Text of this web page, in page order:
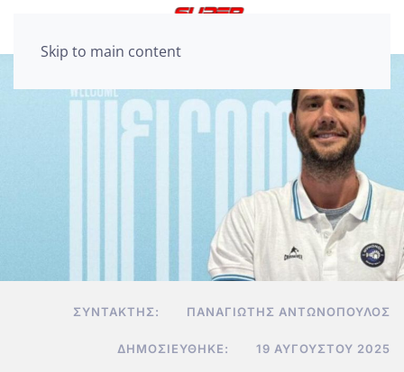
Skip to main content
ΣΥΝΤΆΚΤΗΣ: ΠΑΝΑΓΙΏΤΗΣ ΑΝΤΩΝΌΠΟΥΛΟΣ
ΔΗΜΟΣΙΕΎΘΗΚΕ: 19 ΑΥΓΟΎΣΤΟΥ 2025